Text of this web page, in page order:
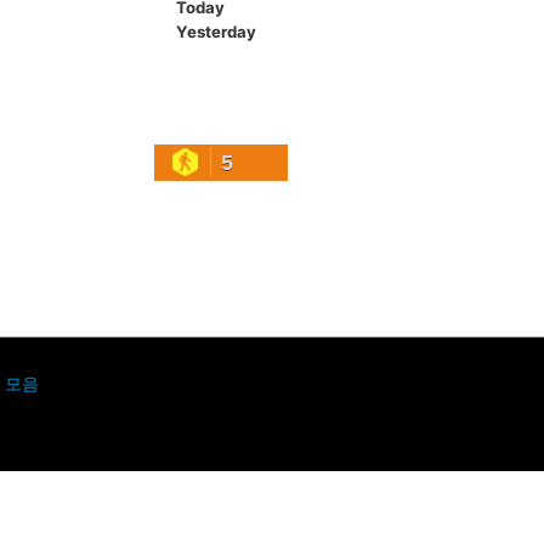
Today
Yesterday
5
모음